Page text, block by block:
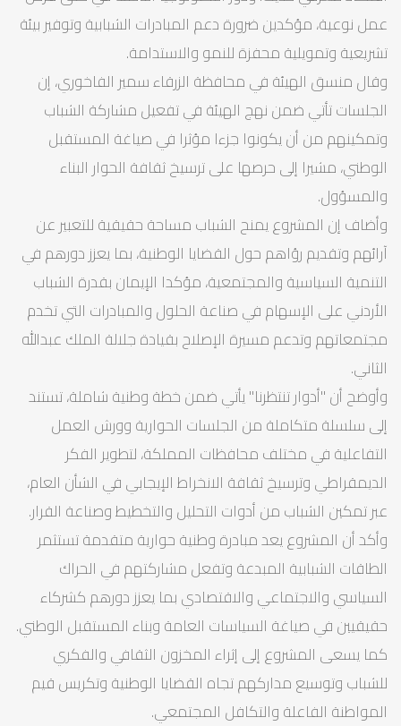
عمل نوعية، مؤكدين ضرورة دعم المبادرات الشبابية وتوفير بيئة
تشريعية وتمويلية محفزة للنمو والاستدامة.
وقال منسق الهيئة في محافظة الزرقاء سمير الفاخوري، إن
الجلسات تأتي ضمن نهج الهيئة في تفعيل مشاركة الشباب
وتمكينهم من أن يكونوا جزءا مؤثرا في صياغة المستقبل
الوطني، مشيرا إلى حرصها على ترسيخ ثقافة الحوار البناء
والمسؤول.
وأضاف إن المشروع يمنح الشباب مساحة حقيقية للتعبير عن
آرائهم وتقديم رؤاهم حول القضايا الوطنية، بما يعزز دورهم في
التنمية السياسية والمجتمعية، مؤكدا الإيمان بقدرة الشباب
الأردني على الإسهام في صناعة الحلول والمبادرات التي تخدم
مجتمعاتهم وتدعم مسيرة الإصلاح بقيادة جلالة الملك عبدالله
الثاني.
وأوضح أن "أدوار تنتظرنا" يأتي ضمن خطة وطنية شاملة، تستند
إلى سلسلة متكاملة من الجلسات الحوارية وورش العمل
التفاعلية في مختلف محافظات المملكة، لتطوير الفكر
الديمقراطي وترسيخ ثقافة الانخراط الإيجابي في الشأن العام،
عبر تمكين الشباب من أدوات التحليل والتخطيط وصناعة القرار.
وأكد أن المشروع يعد مبادرة وطنية حوارية متقدمة تستثمر
الطاقات الشبابية المبدعة وتفعل مشاركتهم في الحراك
السياسي والاجتماعي والاقتصادي بما يعزز دورهم كشركاء
حقيقيين في صياغة السياسات العامة وبناء المستقبل الوطني.
كما يسعى المشروع إلى إثراء المخزون الثقافي والفكري
للشباب وتوسيع مداركهم تجاه القضايا الوطنية وتكريس قيم
المواطنة الفاعلة والتكافل المجتمعي.